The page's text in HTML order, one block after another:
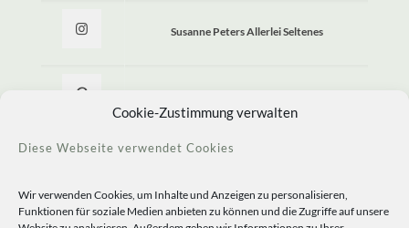
Cookie-Zustimmung verwalten
Diese Webseite verwendet Cookies
Wir verwenden Cookies, um Inhalte und Anzeigen zu personalisieren,
Funktionen für soziale Medien anbieten zu können und die Zugriffe auf unsere
Susanne Peters Allerlei Seltenes